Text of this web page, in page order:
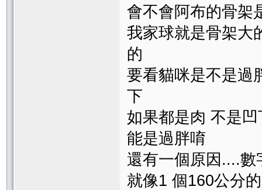
會不會阿布的骨架
我家球就是骨架大
的
要看貓咪是不是過
下
如果都是肉 不是
能是過胖唷
還有一個原因....數
就像1 個160公分